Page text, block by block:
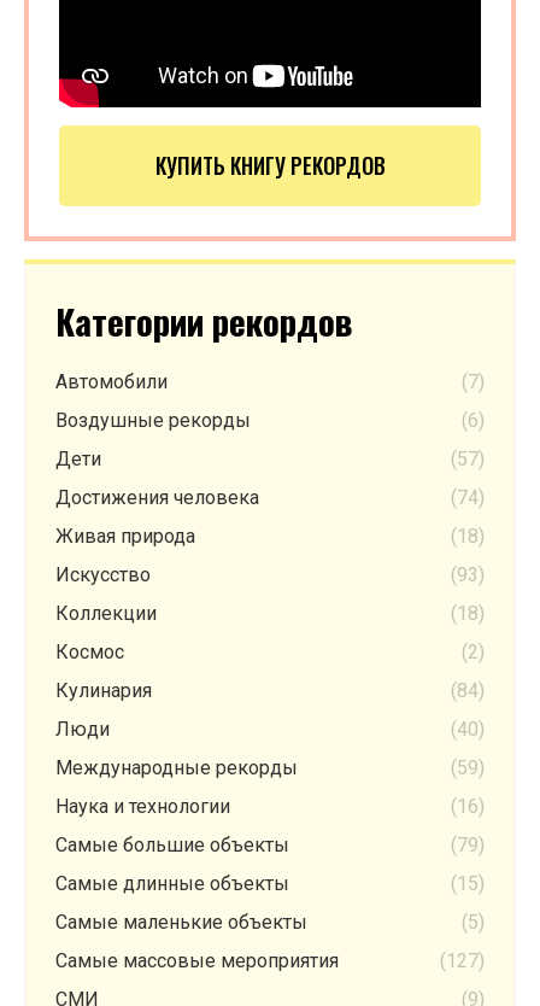
КУПИТЬ КНИГУ РЕКОРДОВ
Категории рекордов
Автомобили
(7)
Воздушные рекорды
(6)
Дети
(57)
Достижения человека
(74)
Живая природа
(18)
Искусство
(93)
Коллекции
(18)
Космос
(2)
Кулинария
(84)
Люди
(40)
Международные рекорды
(59)
Наука и технологии
(16)
Самые большие объекты
(79)
Самые длинные объекты
(15)
Самые маленькие объекты
(5)
Самые массовые мероприятия
(127)
СМИ
(9)